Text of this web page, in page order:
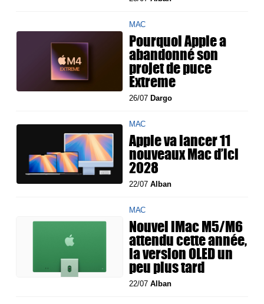
MAC
Pourquoi Apple a
abandonné son
projet de puce
Extreme
26/07 Dargo
MAC
Apple va lancer 11
nouveaux Mac d’ici
2028
22/07Alban
MAC
Nouvel iMac M5/M6
attendu cette année,
la version OLED un
peu plus tard
22/07Alban